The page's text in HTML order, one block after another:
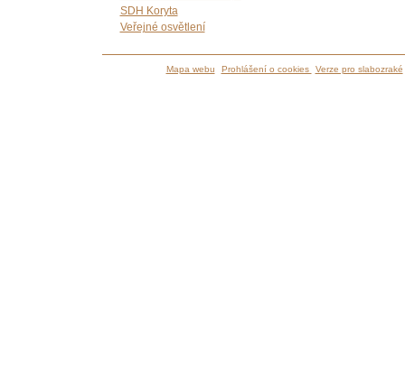
SDH Koryta
Veřejné osvětlení
Mapa webu Prohlášení o cookies Verze pro slabozraké